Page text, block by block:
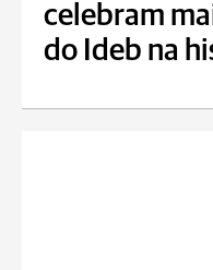
celebram
do Ideb na